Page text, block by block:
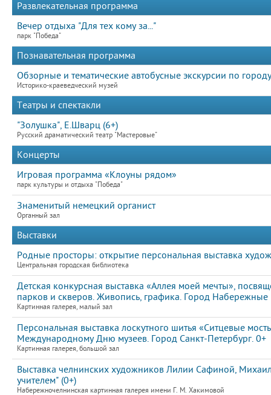
Развлекательная программа
Вечер отдыха "Для тех кому за..."
парк "Победа"
Познавательная программа
Обзорные и тематические автобусные экскурсии по
Историко-краеведческий музей
Театры и спектакли
"Золушка", Е.Шварц (6+)
Русский драматический театр "Мастеровые"
Концерты
Игровая программа «Клоуны рядом»
парк культуры и отдыха "Победа"
Знаменитый немецкий органист
Органный зал
Выставки
Родные просторы: открытие персональная выставка
Центральная городская библиотека
Детская конкурсная выставка «Аллея моей мечты»,
парков и скверов. Живопись, графика. Город
Картинная галерея, малый зал
Персональная выставка лоскутного шитья «Ситцевые
Международному Дню музеев. Город Санкт-Петербург. 0+
Картинная галерея, большой зал
Выставка челнинских художников Лилии Сафиной,
учителем" (0+)
Набережночелнинская картинная галерея имени Г. М. Хакимовой